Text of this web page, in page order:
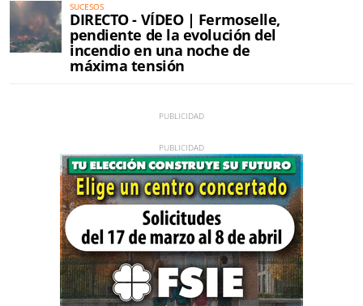
SUCESOS
DIRECTO - VÍDEO | Fermoselle,
pendiente de la evolución del
incendio en una noche de
máxima tensión